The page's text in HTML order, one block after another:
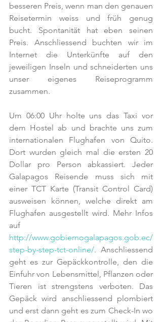
besseren Preis, wenn man den genauen
Reisetermin weiss und früh genug
bucht. Spontanität hat eben seinen
Preis. Anschliessend buchten wir im
Internet die Unterkünfte auf den
jeweiligen Inseln und schneiderten uns
unser eigenes Reiseprogramm
zusammen.
Um 06:00 Uhr holte uns das Taxi vor
dem Hostel ab und brachte uns zum
internationalen Flughafen von Quito.
Dort wurden gleich mal die ersten 20
Dollar pro Person abkassiert. Jeder
Galapagos Reisende muss sich mit
einer TCT Karte (Transit Control Card)
ausweisen können, welche direkt am
Flughafen ausgestellt wird. Mehr Infos
http://www.gobiernogalapagos.gob.ec/
step-by-step-tct-online/. Anschliessend
geht es zur Gepäckkontrolle, den die
Einfuhr von Lebensmittel, Pflanzen oder
Tieren ist strengstens verboten. Das
Gepäck wird anschliessend plombiert
und erst dann geht es zum Check-In wo